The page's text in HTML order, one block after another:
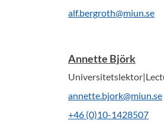
alf.bergroth@miun.se
Annette Björk
annette.bjork@miun.se
+46 (0)10-1428507